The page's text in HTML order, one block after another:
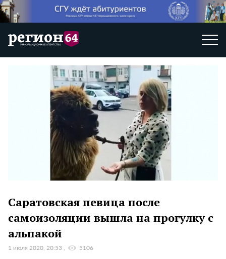
Саратовская певица после
самоизоляции вышла на прогулку с
альпакой
1 июля 2020, 20:53 5106